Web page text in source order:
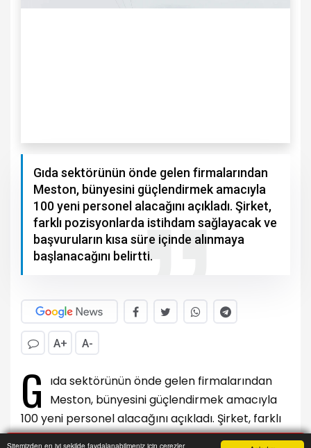
Sitemizden en iyi şekilde faydalanabilmeniz için çerezler
Gıda sektörünün önde gelen firmalarından
Meston, bünyesini güçlendirmek amacıyla
100 yeni personel alacağını açıkladı. Şirket,
farklı pozisyonlarda istihdam sağlayacak ve
başvuruların kısa süre içinde alınmaya
başlanacağını belirtti.
A+ A-
G
ıda sektörünün önde gelen firmalarından
Meston, bünyesini güçlendirmek amacıyla
100 yeni personel alacağını açıkladı. Şirket, farklı
pozisyonlarda istihdam sağlayacak ve